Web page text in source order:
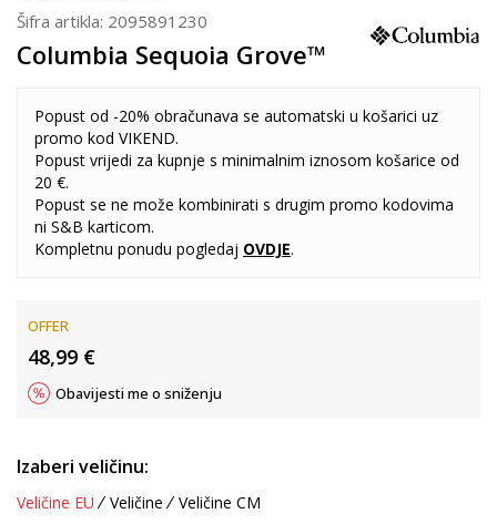
Šifra artikla: 2095891230
Columbia Sequoia Grove™
Popust od -20% obračunava se automatski u košarici uz
promo kod VIKEND.
Popust vrijedi za kupnje s minimalnim iznosom košarice od
20 €.
Popust se ne može kombinirati s drugim promo kodovima
ni S&B karticom.
Kompletnu ponudu pogledaj OVDJE.
OFFER
48,99 €
Obavijesti me o sniženju
Izaberi veličinu:
Veličine EU Veličine Veličine CM